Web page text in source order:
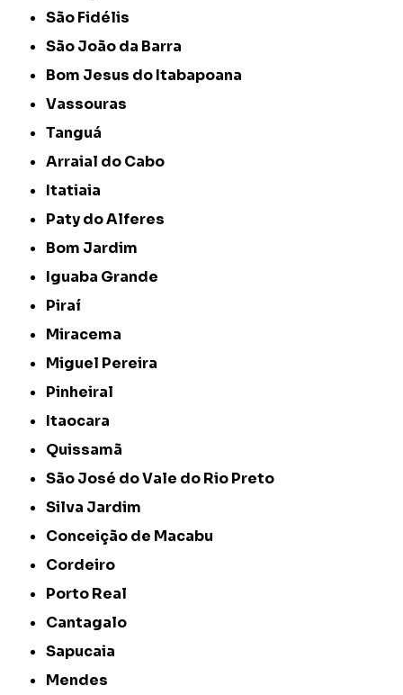
São Fidélis
São João da Barra
Bom Jesus do Itabapoana
Vassouras
Tanguá
Arraial do Cabo
Itatiaia
Paty do Alferes
Bom Jardim
Iguaba Grande
Piraí
Miracema
Miguel Pereira
Pinheiral
Itaocara
Quissamã
São José do Vale do Rio Preto
Silva Jardim
Conceição de Macabu
Cordeiro
Porto Real
Cantagalo
Sapucaia
Mendes